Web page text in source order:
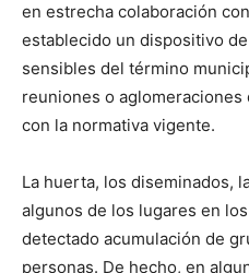
en estrecha colaboración
establecido un dispositivo
sensibles del término
reuniones o
con la normativa vigente.
La huerta, los diseminados,
algunos de los lugares en
detectado acumulación de
personas. De hecho, en